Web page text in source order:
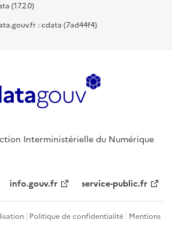
(17.2.0)
: cdata (7ad44f4)
Interministérielle du Numérique
info.gouv.fr service-public.fr
Politique de confidentialité Mentions